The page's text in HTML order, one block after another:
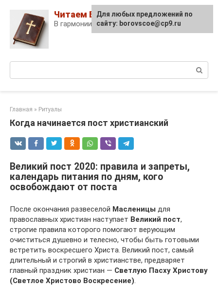
content
Читаем Библию
В гармонии с собой и Богом!
Главная » Ритуалы
Когда начинается пост христианский
Великий пост 2020: правила и запреты,
календарь питания по дням, кого
освобождают от поста
После окончания развеселой Масленицы для
православных христиан наступает Великий пост,
строгие правила которого помогают верующим
очиститься душевно и телесно, чтобы быть готовыми
встретить воскресшего Христа. Великий пост, самый
длительный и строгий в христианстве, предваряет
главный праздник христиан — Светлую Пасху Христову
(Светлое Христово Воскресение).
Для любых предложений по
сайту: borovscoe@cp9.ru